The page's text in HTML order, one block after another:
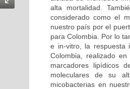
alta mortalidad.
considerado como el
nuestro país por el
para Colombia. Por lo
e in-vitro, la respuesta
Colombia, realizado
marcadores lipídicos
moleculares de su
micobacterias en